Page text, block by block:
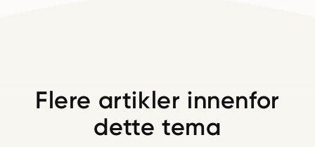
Flere artikler innenfor
dette tema